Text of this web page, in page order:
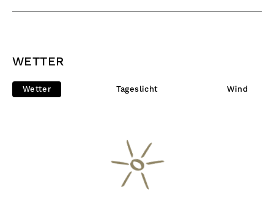
WETTER
Wetter Tageslicht Wind